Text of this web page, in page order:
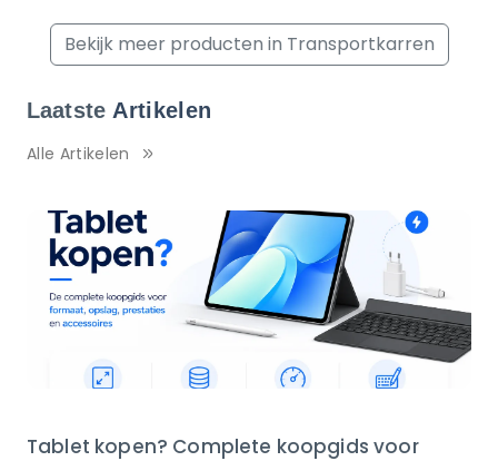
Bekijk meer producten in Transportkarren
Laatste Artikelen
Alle Artikelen
Tablet kopen? Complete koopgids voor